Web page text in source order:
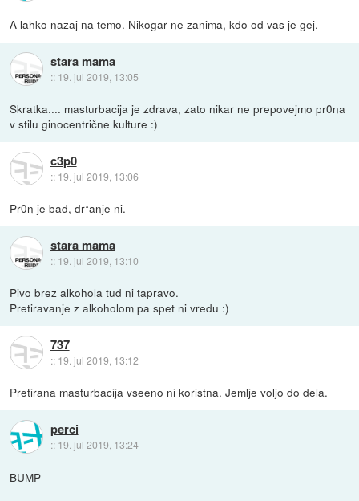
A lahko nazaj na temo. Nikogar ne zanima, kdo od vas je gej.
stara mama
:: 19. jul 2019, 13:05
Skratka.... masturbacija je zdrava, zato nikar ne prepovejmo pr0na
v stilu ginocentrične kulture :)
c3p0
:: 19. jul 2019, 13:06
Pr0n je bad, dr*anje ni.
stara mama
:: 19. jul 2019, 13:10
Pivo brez alkohola tud ni tapravo.
Pretiravanje z alkoholom pa spet ni vredu :)
737
:: 19. jul 2019, 13:12
Pretirana masturbacija vseeno ni koristna. Jemlje voljo do dela.
perci
:: 19. jul 2019, 13:24
BUMP